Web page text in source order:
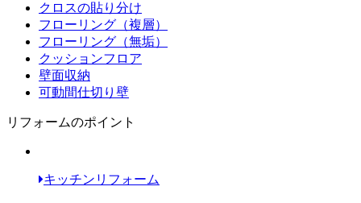
クロスの貼り分け
フローリング（複層）
フローリング（無垢）
クッションフロア
壁面収納
可動間仕切り壁
リフォームのポイント
キッチンリフォーム